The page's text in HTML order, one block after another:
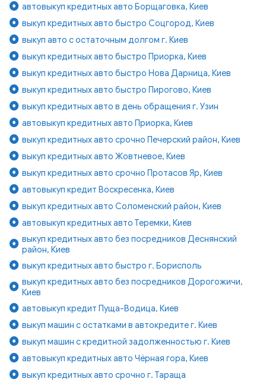
автовыкуп кредитных авто Борщаговка, Киев
выкуп кредитных авто быстро Соцгород, Киев
выкуп авто с остаточным долгом г. Киев
выкуп кредитных авто быстро Приорка, Киев
выкуп кредитных авто быстро Нова Дарница, Киев
выкуп кредитных авто быстро Пирогово, Киев
выкуп кредитных авто в день обращения г. Узин
автовыкуп кредитных авто Приорка, Киев
выкуп кредитных авто срочно Печерский район, Киев
выкуп кредитных авто Жовтневое, Киев
выкуп кредитных авто срочно Протасов Яр, Киев
автовыкуп кредит Воскресенка, Киев
выкуп кредитных авто Соломенский район, Киев
автовыкуп кредитных авто Теремки, Киев
выкуп кредитных авто без посредников Деснянский
район, Киев
выкуп кредитных авто быстро г. Борисполь
выкуп кредитных авто без посредников Дорогожичи,
Киев
автовыкуп кредит Пуща-Водица, Киев
выкуп машин с остатками в автокредите г. Киев
выкуп машин с кредитной задолженностью г. Киев
автовыкуп кредитных авто Чёрная гора, Киев
выкуп кредитных авто срочно г. Тараща